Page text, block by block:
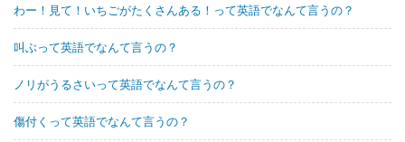
わー！見て！いちごがたくさんある！って英語でなんて言うの？
叫ぶって英語でなんて言うの？
ノリがうるさいって英語でなんて言うの？
傷付くって英語でなんて言うの？